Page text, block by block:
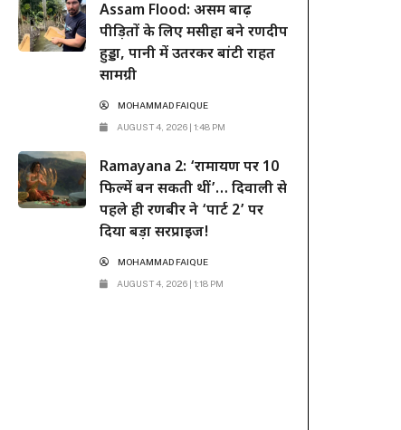
Assam Flood: असम बाढ़
पीड़ितों के लिए मसीहा बने रणदीप
हुड्डा, पानी में उतरकर बांटी राहत
सामग्री
MOHAMMAD FAIQUE
AUGUST 4, 2026 | 1:48 PM
Ramayana 2: ‘रामायण पर 10
फिल्में बन सकती थीं’… दिवाली से
पहले ही रणबीर ने ‘पार्ट 2’ पर
दिया बड़ा सरप्राइज!
MOHAMMAD FAIQUE
AUGUST 4, 2026 | 1:18 PM